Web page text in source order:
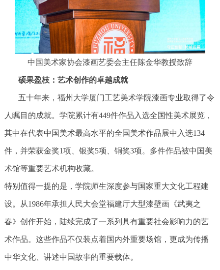
中国美术家协会漆画艺委会主任陈金华教授致辞
硕果盈枝：艺术创作的卓越成就
五十年来，福州大学厦门工艺美术学院漆画专业取得了令
人瞩目的成就。学院累计有449件作品入选全国性美术展览，
其中在代表中国美术最高水平的全国美术作品展中入选134
件，并荣获金奖1项、银奖5项、铜奖3项。多件作品被中国美
术馆等重要艺术机构收藏。
特别值得一提的是，学院师生深度参与国家重大文化工程建
设。从1986年承担人民大会堂福建厅大型漆壁画《武夷之
春》创作开始，陆续完成了一系列具有重要社会影响力的艺
术作品。这些作品不仅装点着国内外重要场馆，更成为传播
中华文化、讲述中国故事的重要载体。